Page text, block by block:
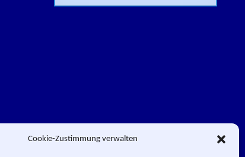
Cookie-Zustimmung verwalten